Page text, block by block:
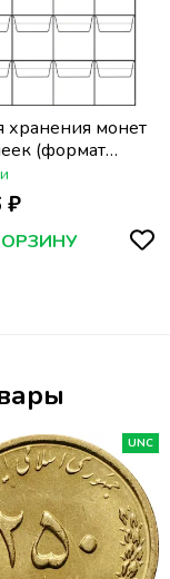
хранения монет
(формат
мм)
₽
UNC